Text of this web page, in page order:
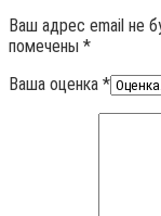
Ваш адрес email не
помечены *
Ваша оценка *